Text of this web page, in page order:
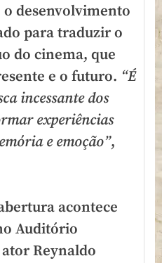
desenvolvimento
para traduzir o
do cinema, que
e o futuro. “É
incessante dos
experiências
e emoção”,
acontece
Auditório
Reynaldo